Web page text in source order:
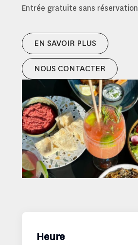
Entrée gratuite sans réservation
EN SAVOIR PLUS
NOUS CONTACTER
Heure